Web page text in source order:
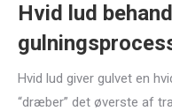
Hvid lud
Hvid lud giver gulvet en
“dræber” det øverste af